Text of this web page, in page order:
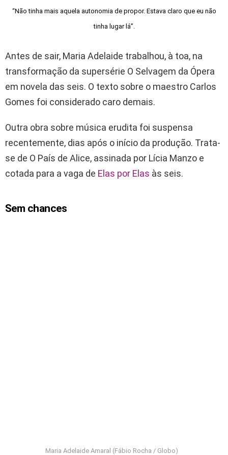
“Não tinha mais aquela autonomia de propor. Estava claro que eu não
tinha lugar lá”.
Antes de sair, Maria Adelaide trabalhou, à toa, na
transformação da supersérie O Selvagem da Ópera
em novela das seis. O texto sobre o maestro Carlos
Gomes foi considerado caro demais.
Outra obra sobre música erudita foi suspensa
recentemente, dias após o início da produção. Trata-
se de O País de Alice, assinada por Lícia Manzo e
cotada para a vaga de Elas por Elas às seis.
Sem chances
Maria Adelaide Amaral (Fábio Rocha / Globo)